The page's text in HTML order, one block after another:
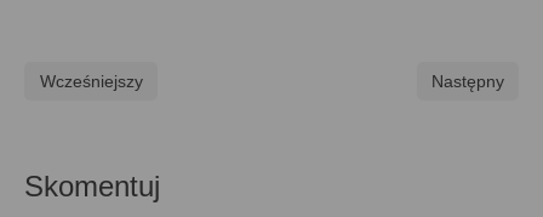
Wcześniejszy Następny
Skomentuj